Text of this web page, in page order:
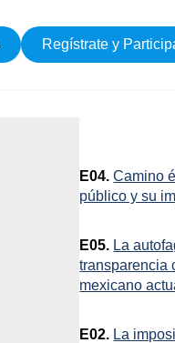
Regístrate y
E04. Camino
público y su
E05. La
transparencia
mexicano
E02. La